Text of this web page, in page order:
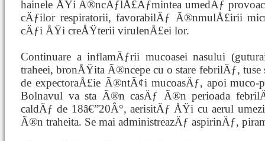
hainele ÅŸi Ã®ncÄƒlÅ£Äƒmintea umedÄƒ
cÄƒilor respiratorii, favorabilÄƒ Ã®nmulÅ£irii
cÄƒi ÅŸi creÅŸterii virulenÅ£ei lor.
Continuare a inflamÄƒrii mucoasei nasului
traheei, bronÅŸita Ã®ncepe cu o stare febrilÄƒ,
de expectoraÅ£ie Ã®ntÃ¢i mucoasÄƒ, apoi muco-
Bolnavul va sta Ã®n casÄƒ Ã®n perioada
caldÄƒ de 18â€”20Â°, aerisitÄƒ ÅŸi cu aerul
Ã®n traheita. Se mai administreazÄƒ aspirinÄƒ,